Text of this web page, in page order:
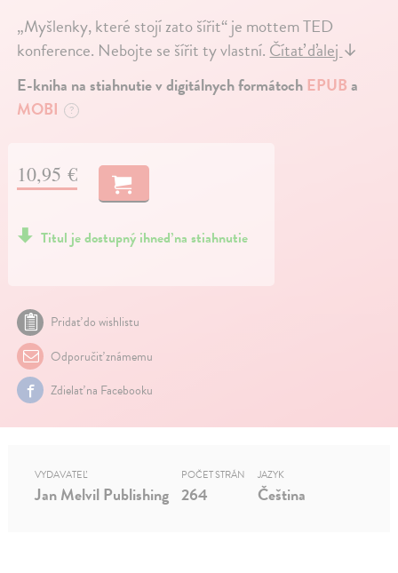
„Myšlenky, které stojí zato šířit“ je mottem TED
konference. Nebojte se šířit ty vlastní.Čítať ďalej↓
E-kniha na stiahnutie v digitálnych formátoch EPUBa
MOBI
?
10,95 €
Titul je dostupný ihneď na stiahnutie
Pridať do wishlistu
Odporučiť známemu
Zdielať na Facebooku
VYDAVATEĽ
Jan Melvil Publishing
POČET STRÁN
264
JAZYK
Čeština